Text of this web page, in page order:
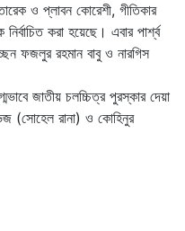
ও প্লাবন কোরেশী, গীতিকার
করা হয়েছে। এবার পার্শ্ব
ফজলুর রহমান বাবু ও নারগিস
জাতীয় চলচ্চিত্র পুরস্কার দেয়া
(সোহেল রানা) ও কোহিনুর